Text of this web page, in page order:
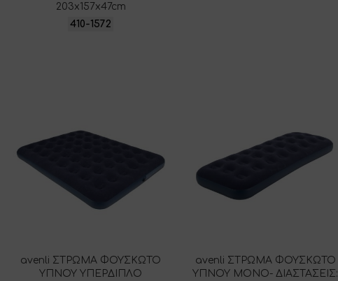
203x157x47cm
410-1572
avenli ΣΤΡΩΜΑ ΦΟΥΣΚΩΤΟ
ΥΠΝΟΥ ΥΠΕΡΔΙΠΛΟ
avenli ΣΤΡΩΜΑ ΦΟΥΣΚΩΤΟ
ΥΠΝΟΥ ΜΟΝΟ- ΔΙΑΣΤΑΣΕΙΣ: